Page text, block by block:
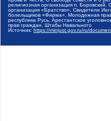
религиозная организация п.
организация «Братство», Свидетели
болельщиков «Фирма», Молодежная
республика Русь, Арестантское
прав граждан, Штабы Навального
Источник: https://minjust.gov.ru/ru/